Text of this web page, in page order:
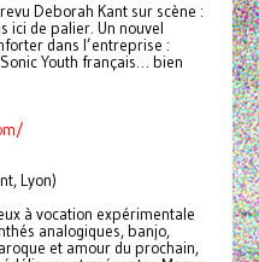
Deborah Kant sur scène :
ici de palier. Un nouvel
dans l’entreprise :
Youth français… bien
Lyon)
à vocation expérimentale
analogiques, banjo,
et amour du prochain,